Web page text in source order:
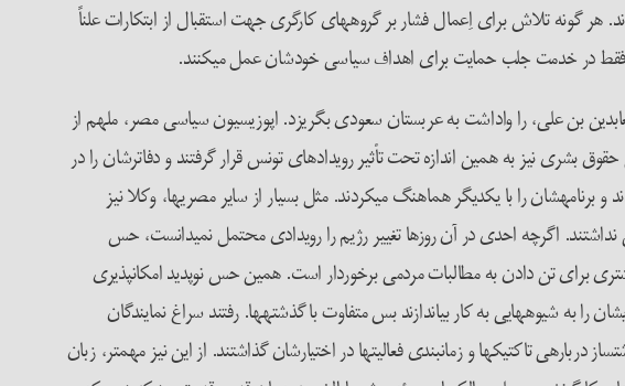
گونه تلاش برای اِعمال فشار بر گروه­های کارگری جهت استقبال از ابتکارات علناً
فقط در خدمت جلب حمایت برای اهداف سیاسی خودشان عمل می­کنند.
زین­العابدین بن علی، را واداشت به عربستان سعودی بگریزد. اپوزیسیون سیاسی مصر، ملهم از
فعال در سازمان­های غیردولتیِ حقوق بشری نیز به همین اندازه تحت تأثیر رویدادهای تونس قرار گرفتند و دفاترشان را در
برنامه­شان را با یکدیگر هماهنگ می­کردند. مثل بسیار از سایر مصری­ها، وکلا نیز
قبلی نداشتند. اگرچه احدی در آن روزها تغییر رژیم را رویدادی محتمل نمی­دانست، حس
برای تن دادن به مطالبات مردمی برخوردار است. همین حس نوپدید امکان­پذیری
به شیوه­هایی به کار بیاندازند بس متفاوت با گذشته­ها. رفتند سراغ نمایندگان
۲۵ ژانویه قرار است چه رخ دهد. اطلاعاتی سرنوشت­ساز درباره­ی تاکتیک­ها و زمان­بندی فعالیت­ها در اختیارشان گذاشتند. از این نیز مهم­تر، زبان